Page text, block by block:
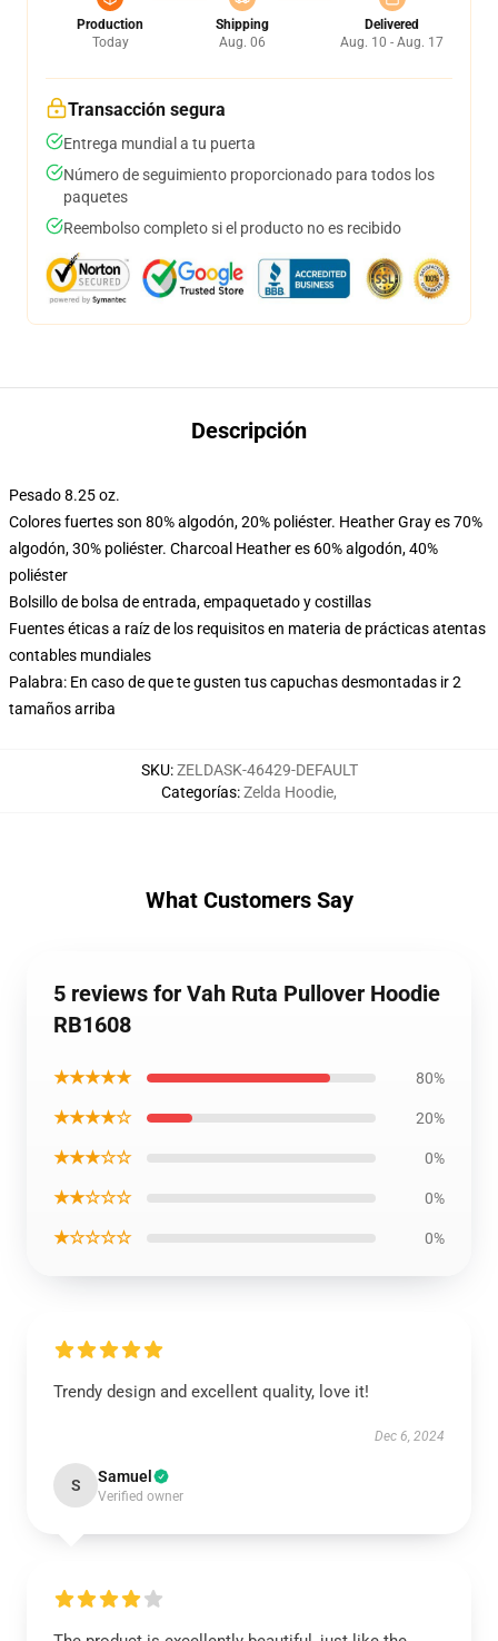
Production
Today
Shipping
Aug. 06
Delivered
Aug. 10 - Aug. 17
Transacción segura
Entrega mundial a tu puerta
Número de seguimiento proporcionado para todos los
paquetes
Reembolso completo si el producto no es recibido
Descripción
Pesado 8.25 oz.
Colores fuertes son 80% algodón, 20% poliéster. Heather Gray es 70%
algodón, 30% poliéster. Charcoal Heather es 60% algodón, 40%
poliéster
Bolsillo de bolsa de entrada, empaquetado y costillas
Fuentes éticas a raíz de los requisitos en materia de prácticas atentas
contables mundiales
Palabra: En caso de que te gusten tus capuchas desmontadas ir 2
tamaños arriba
SKU:ZELDASK-46429-DEFAULT
Categorías:Zelda Hoodie,
What Customers Say
5 reviews for Vah Ruta Pullover Hoodie
RB1608
★★★★★ 80%
★★★★☆ 20%
★★★☆☆ 0%
★★☆☆☆ 0%
★☆☆☆☆ 0%
Trendy design and excellent quality, love it!
Dec 6, 2024
S Samuel
Verified owner